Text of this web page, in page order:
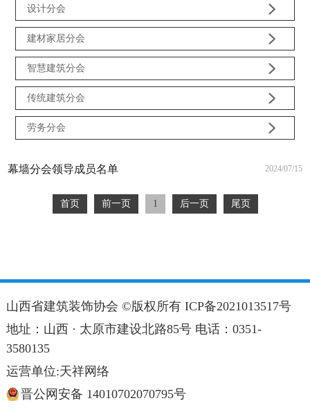
设计分会 
建材家居分会 
智慧建筑分会 
传统建筑分会 
劳务分会 
幕墙分会领导成员名单 2024/07/15
首页 前一页 1 后一页 尾页
山西省建筑装饰协会 ©版权所有 ICP备2021013517号
地址：山西 · 太原市建设北路85号 电话：0351-
3580135
运营单位:天祥网络
晋公网安备 14010702070795号